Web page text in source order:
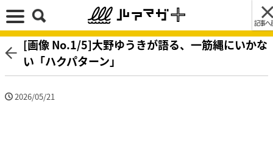
記事へ
[画像 No.1/5]大野ゆうきが語る、一筋縄にいかな
い「ハクパターン」
2026/05/21